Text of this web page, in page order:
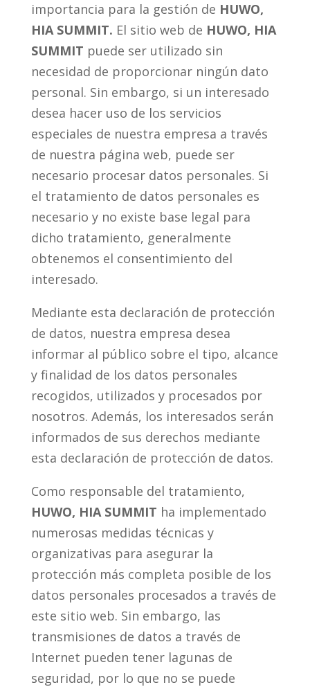
importancia para la gestión de HUWO,
HIA SUMMIT. El sitio web de HUWO, HIA
SUMMIT puede ser utilizado sin
necesidad de proporcionar ningún dato
personal. Sin embargo, si un interesado
desea hacer uso de los servicios
especiales de nuestra empresa a través
de nuestra página web, puede ser
necesario procesar datos personales. Si
el tratamiento de datos personales es
necesario y no existe base legal para
dicho tratamiento, generalmente
obtenemos el consentimiento del
interesado.
Mediante esta declaración de protección
de datos, nuestra empresa desea
informar al público sobre el tipo, alcance
y finalidad de los datos personales
recogidos, utilizados y procesados por
nosotros. Además, los interesados serán
informados de sus derechos mediante
esta declaración de protección de datos.
Como responsable del tratamiento,
HUWO, HIA SUMMIT ha implementado
numerosas medidas técnicas y
organizativas para asegurar la
protección más completa posible de los
datos personales procesados a través de
este sitio web. Sin embargo, las
transmisiones de datos a través de
Internet pueden tener lagunas de
seguridad, por lo que no se puede